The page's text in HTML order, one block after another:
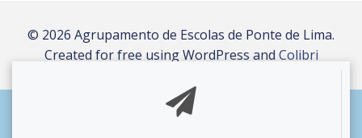
© 2026 Agrupamento de Escolas de Ponte de Lima.
Created for free using WordPress andColibri